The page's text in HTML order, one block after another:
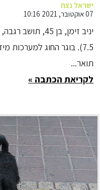
ישראל נצח
07 אוקטובר, 2021 10:16
7.5). בוגר החוג למערכות
תואר...
לקריאת הכתבה »